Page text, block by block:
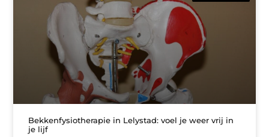
Bekkenfysiotherapie in Lelystad: voel je weer vrij in
je lijf